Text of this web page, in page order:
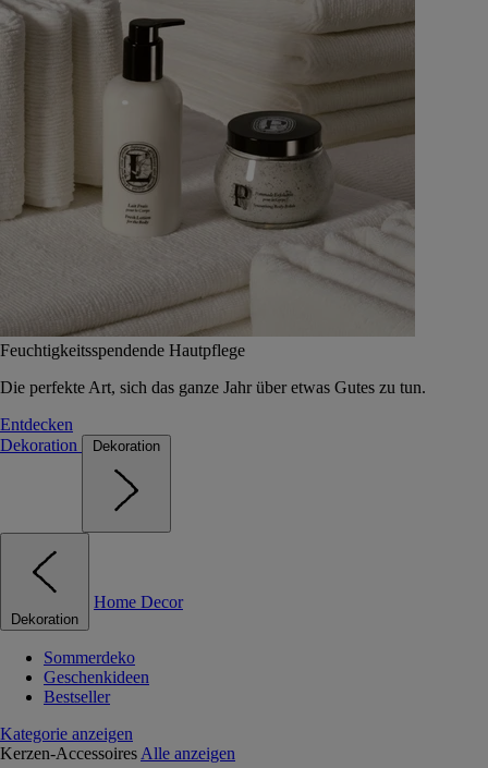
Feuchtigkeitsspendende Hautpflege
Die perfekte Art, sich das ganze Jahr über etwas Gutes zu tun.
Entdecken
Dekoration
Dekoration
Dekoration
Home Decor
Sommerdeko
Geschenkideen
Bestseller
Kategorie anzeigen
Kerzen-Accessoires Alle anzeigen